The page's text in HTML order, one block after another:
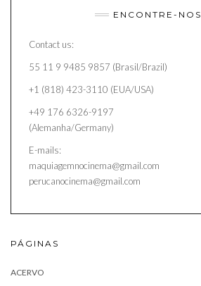
ENCONTRE-NOS
Contact us:
55 11 9 9485 9857 (Brasil/Brazil)
+1 (818) 423-3110 (EUA/USA)
+49 176 6326-9197
(Alemanha/Germany)
E-mails:
maquiagemnocinema@gmail.com
perucanocinema@gmail.com
PÁGINAS
ACERVO